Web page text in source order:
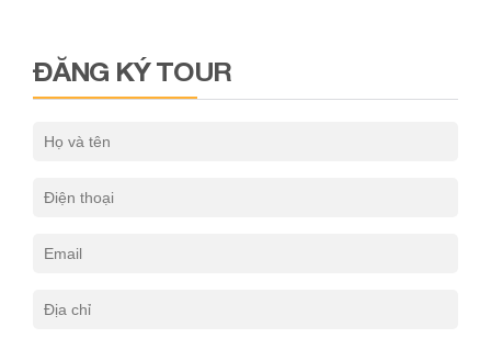
ĐĂNG KÝ TOUR